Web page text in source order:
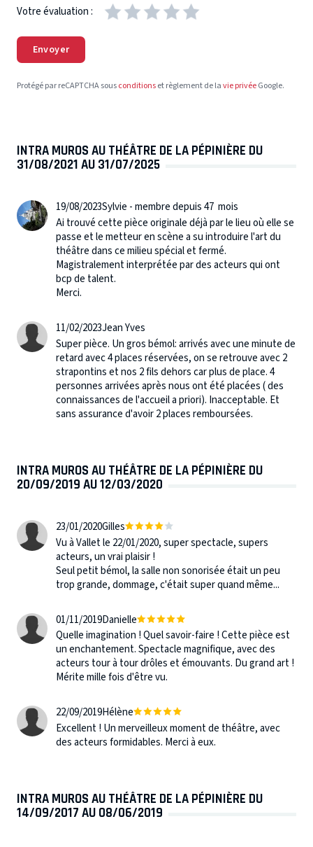
Votre évaluation :
Envoyer
Protégé par reCAPTCHA sousconditionset règlement de lavie privéeGoogle.
INTRA MUROS AU THÉÂTRE DE LA PÉPINIÈRE DU
31/08/2021 AU 31/07/2025
19/08/2023Sylvie - membre depuis 47 mois
Ai trouvé cette pièce originale déjà par le lieu où elle se
passe et le metteur en scène a su introduire l'art du
théâtre dans ce milieu spécial et fermé.
Magistralement interprétée par des acteurs qui ont
bcp de talent.
Merci.
11/02/2023Jean Yves
Super pièce. Un gros bémol: arrivés avec une minute de
retard avec 4 places réservées, on se retrouve avec 2
strapontins et nos 2 fils dehors car plus de place. 4
personnes arrivées après nous ont été placées ( des
connaissances de l'accueil a priori). Inacceptable. Et
sans assurance d'avoir 2 places remboursées.
INTRA MUROS AU THÉÂTRE DE LA PÉPINIÈRE DU
20/09/2019 AU 12/03/2020
23/01/2020Gilles
Vu à Vallet le 22/01/2020, super spectacle, supers
acteurs, un vrai plaisir !
Seul petit bémol, la salle non sonorisée était un peu
trop grande, dommage, c'était super quand même...
01/11/2019Danielle
Quelle imagination ! Quel savoir-faire ! Cette pièce est
un enchantement. Spectacle magnifique, avec des
acteurs tour à tour drôles et émouvants. Du grand art !
Mérite mille fois d'être vu.
22/09/2019Hélène
Excellent ! Un merveilleux moment de théâtre, avec
des acteurs formidables. Merci à eux.
INTRA MUROS AU THÉÂTRE DE LA PÉPINIÈRE DU
14/09/2017 AU 08/06/2019